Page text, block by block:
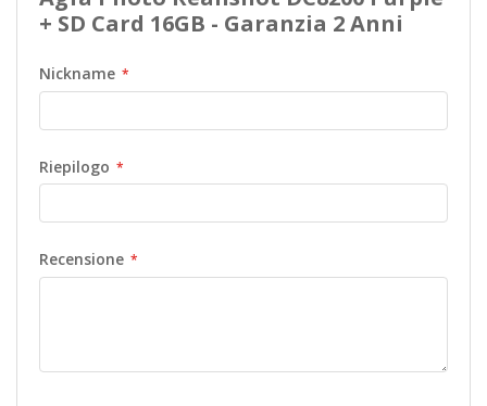
+ SD Card 16GB - Garanzia 2 Anni
Nickname
Riepilogo
Recensione